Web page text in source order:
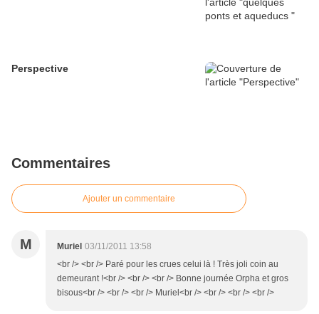
Perspective
Commentaires
Ajouter un commentaire
M Muriel 03/11/2011 13:58
<br /> <br /> Paré pour les crues celui là ! Très joli coin au
demeurant !<br /> <br /> <br /> Bonne journée Orpha et gros
bisous<br /> <br /> <br /> Muriel<br /> <br /> <br /> <br />